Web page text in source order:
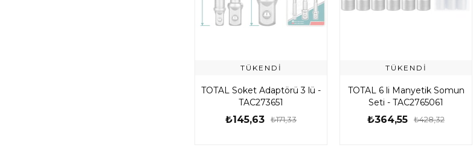
TÜKENDI
TOTAL Soket Adaptörü 3 lü -
TAC273651
₺145,63 ₺171,33
TÜKENDI
TOTAL 6 li Manyetik Somun
Seti - TAC2765061
₺364,55 ₺428,32